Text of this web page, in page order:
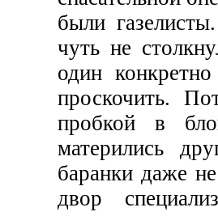
были
чуть не
один
проскочить.
пробкой в
матерились
баранки даже
двор